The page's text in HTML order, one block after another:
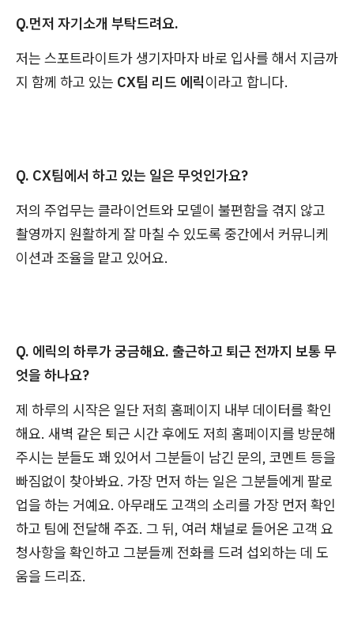
Q.먼저 자기소개 부탁드려요.
저는 스포트라이트가 생기자마자 바로 입사를 해서 지금까
지 함께 하고 있는 CX팀 리드 에릭이라고 합니다.
Q. CX팀에서 하고 있는 일은 무엇인가요?
저의 주업무는 클라이언트와 모델이 불편함을 겪지 않고
촬영까지 원활하게 잘 마칠 수 있도록 중간에서 커뮤니케
이션과 조율을 맡고 있어요.
Q. 에릭의 하루가 궁금해요. 출근하고 퇴근 전까지 보통 무
엇을 하나요?
제 하루의 시작은 일단 저희 홈페이지 내부 데이터를 확인
해요. 새벽 같은 퇴근 시간 후에도 저희 홈페이지를 방문해
주시는 분들도 꽤 있어서 그분들이 남긴 문의, 코멘트 등을
빠짐없이 찾아봐요. 가장 먼저 하는 일은 그분들에게 팔로
업을 하는 거예요. 아무래도 고객의 소리를 가장 먼저 확인
하고 팀에 전달해 주죠. 그 뒤, 여러 채널로 들어온 고객 요
청사항을 확인하고 그분들께 전화를 드려 섭외하는 데 도
움을 드리죠.